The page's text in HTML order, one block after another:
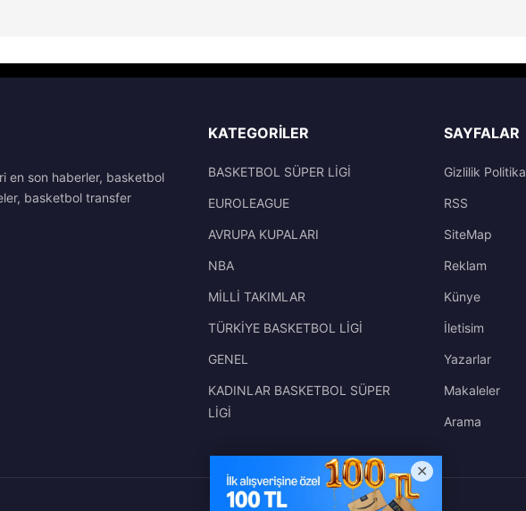
en son haberler, basketbol
basketbol transfer
KATEGORILER
BASKETBOL SÜPER LİGİ
EUROLEAGUE
AVRUPA KUPALARI
NBA
MİLLİ TAKIMLAR
TÜRKİYE BASKETBOL LİGİ
GENEL
KADINLAR BASKETBOL SÜPER
LİGİ
SAYFALAR
Gizlilik
RSS
SiteMap
Reklam
Künye
İletisim
Yazarlar
Makaleler
Arama